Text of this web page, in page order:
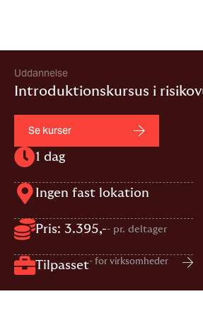
Uddannelse
Introduktionskursus i
Se kurser
1 dag
Ingen fast lokation
Pris: 3.395,-- pr. deltager
Tilpasset- for virksomheder